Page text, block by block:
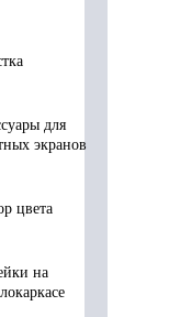
для
экранов
цвета
на